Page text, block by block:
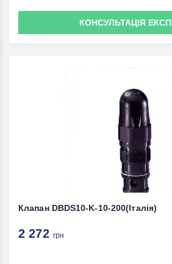
КОНСУЛЬТАЦІЯ
Клапан DBDS10-K-10-200(Італія)
2 272 грн